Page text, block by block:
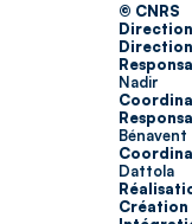
© CNRS
Nadir
Bénavent
Dattola
Création